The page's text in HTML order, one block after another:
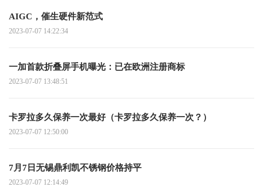
AIGC，催生硬件新范式
2023-07-07 14:22:34
一加首款折叠屏手机曝光：已在欧洲注册商标
2023-07-07 13:48:51
卡罗拉多久保养一次最好（卡罗拉多久保养一次？）
2023-07-07 12:50:00
7月7日无锡鼎利凯不锈钢价格持平
2023-07-07 12:14:49